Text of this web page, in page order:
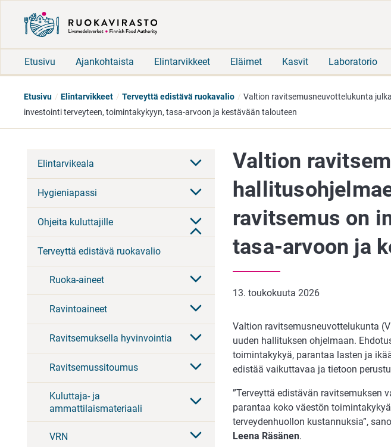
Etusivu Ajankohtaista Elintarvikkeet Eläimet Kasvit Laboratorio
Etusivu Elintarvikkeet Terveyttä edistävä ruokavalio
Valtion ravitsemusneuvottelukunta
investointi terveyteen, toimintakykyyn, tasa-arvoon ja kestävään talouteen
Elintarvikeala
Hygieniapassi
Ohjeita kuluttajille
Terveyttä edistävä ruokavalio
Ruoka-aineet
Ravintoaineet
Ravitsemuksella hyvinvointia
Ravitsemussitoumus
Kuluttaja- ja
ammattilaismateriaali
VRN
Valtion
ravitsemus on
tasa-arvoon ja
13. toukokuuta 2026
Valtion ravitsemusneuvottelukunta
uuden hallituksen ohjelmaan.
toimintakykyä, parantaa lasten ja
edistää vaikuttavaa ja tietoon
”Terveyttä edistävän ravitsemuksen
parantaa koko väestön
terveydenhuollon kustannuksia”,
Leena Räsänen.